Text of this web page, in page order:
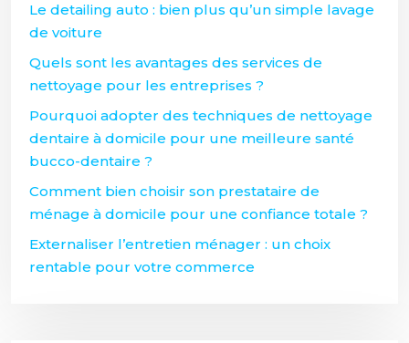
Le detailing auto : bien plus qu’un simple lavage
de voiture
Quels sont les avantages des services de
nettoyage pour les entreprises ?
Pourquoi adopter des techniques de nettoyage
dentaire à domicile pour une meilleure santé
bucco-dentaire ?
Comment bien choisir son prestataire de
ménage à domicile pour une confiance totale ?
Externaliser l’entretien ménager : un choix
rentable pour votre commerce